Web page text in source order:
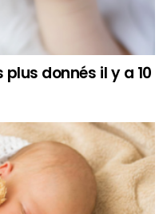
donnés il y a 10